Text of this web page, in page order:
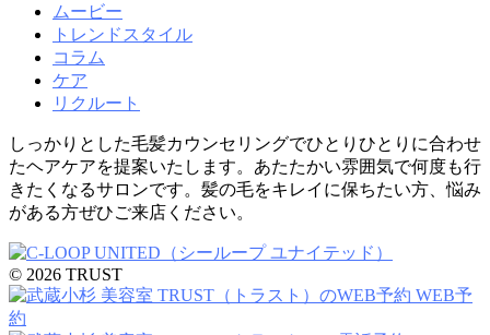
ムービー
トレンドスタイル
コラム
ケア
リクルート
しっかりとした毛髪カウンセリングでひとりひとりに合わせ
たヘアケアを提案いたします。あたたかい雰囲気で何度も行
きたくなるサロンです。髪の毛をキレイに保ちたい方、悩み
がある方ぜひご来店ください。
© 2026 TRUST
WEB予
約